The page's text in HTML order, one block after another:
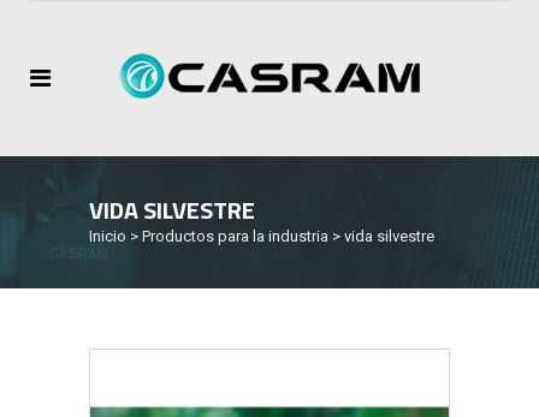
VIDA SILVESTRE
Inicio > Productos para la industria > vida silvestre